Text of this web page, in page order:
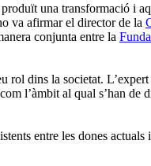
una transformació i
va afirmar el director de la
conjunta entre la
dins la societat.
l’àmbit al qual s’han de
entre les dones